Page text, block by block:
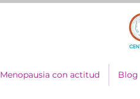
Menopausia con actitud Blog